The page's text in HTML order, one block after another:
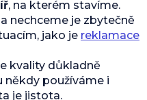
, na kterém stavíme.
nechceme je zbytečně
jako je reklamace
kvality důkladně
někdy používáme i
je jistota.